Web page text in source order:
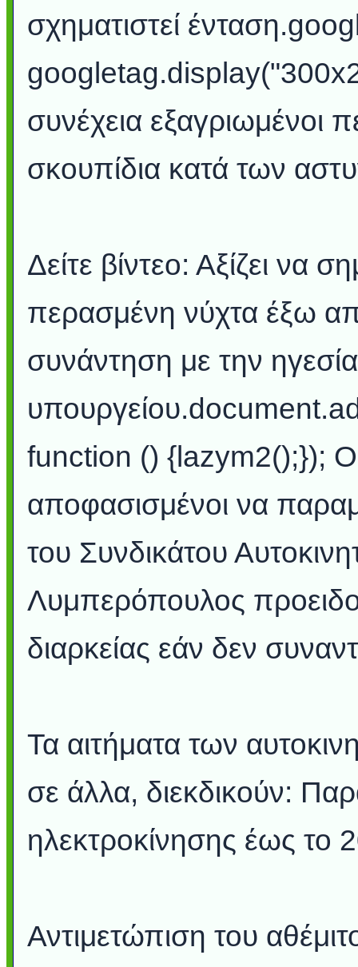
σχηματιστεί
συνέχεια εξαγριωμένοι
σκουπίδια κατά των
Δείτε βίντεο: Αξίζει να
περασμένη νύχτα έξω
συνάντηση με την
function () {lazym2();});
αποφασισμένοι να
του Συνδικάτου
Λυμπερόπουλος
διαρκείας εάν δεν
Τα αιτήματα των
σε άλλα, διεκδικούν:
ηλεκτροκίνησης έως το
Αντιμετώπιση του